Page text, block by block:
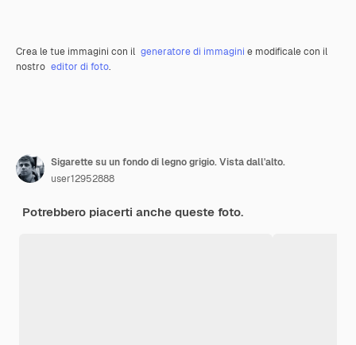
Crea le tue immagini con il generatore di immagini e modificale con il
nostro editor di foto.
Sigarette su un fondo di legno grigio. Vista dall'alto.
user12952888
Potrebbero piacerti anche queste foto.